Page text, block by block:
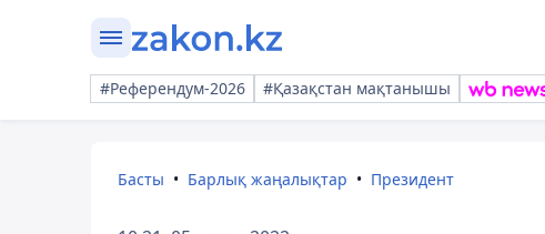
#Референдум-2026 #Қазақстан мақтанышы
Басты Барлық жаңалықтар Президент